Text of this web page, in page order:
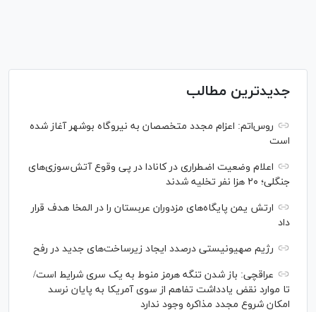
جدیدترین مطالب
روس‌اتم: اعزام مجدد متخصصان به نیروگاه بوشهر آغاز شده
است
اعلام وضعیت اضطراری در کانادا در پی وقوع آتش‌سوزی‌های
جنگلی؛ ۲۰ هزا نفر تخلیه شدند
ارتش یمن پایگاه‌های مزدوران عربستان را در المخا هدف قرار
داد
رژیم صهیونیستی درصدد ایجاد زیرساخت‌های جدید در رفح
عراقچی: باز شدن تنگه هرمز منوط به یک سری شرایط است/
تا موارد نقض یادداشت تفاهم از سوی آمریکا به پایان نرسد
امکان شروع مجدد مذاکره وجود ندارد